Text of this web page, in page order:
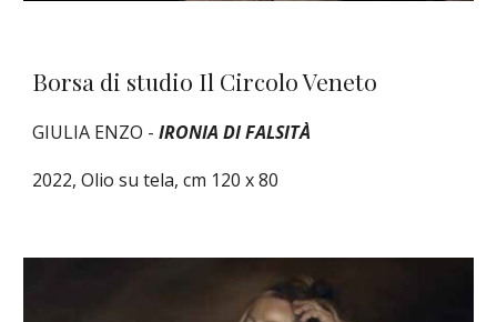
Borsa di studio Il Circolo Veneto
GIULIA ENZO -IRONIA DI FALSITÀ
2022,Oliosu tela, cm 120 x 80